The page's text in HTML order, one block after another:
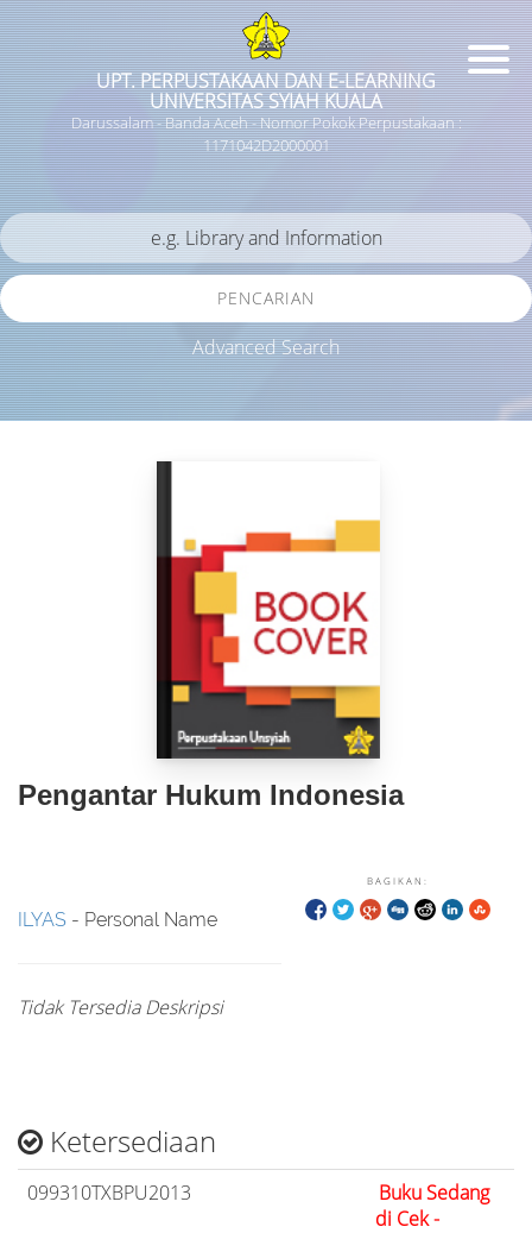
UPT. PERPUSTAKAAN DAN E-LEARNING
UNIVERSITAS SYIAH KUALA
Darussalam - Banda Aceh - Nomor Pokok Perpustakaan :
1171042D2000001
PENCARIAN
Advanced Search
Pengantar Hukum Indonesia
BAGIKAN:
ILYAS - Personal Name
Tidak Tersedia Deskripsi
Ketersediaan
099310TXBPU2013
Buku Sedang
di Cek -